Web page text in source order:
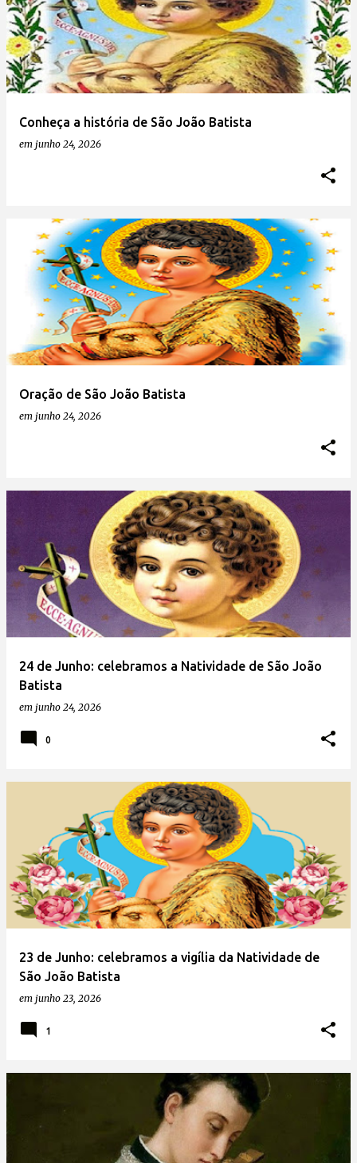
Conheça a história de São João Batista
em junho 24, 2026
Oração de São João Batista
em junho 24, 2026
24 de Junho: celebramos a Natividade de São João
Batista
em junho 24, 2026
0
23 de Junho: celebramos a vigília da Natividade de
São João Batista
em junho 23, 2026
1